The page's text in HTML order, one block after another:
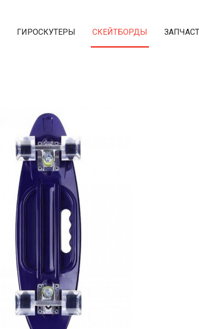
ГИРОСКУТЕРЫ СКЕЙТБОРДЫ